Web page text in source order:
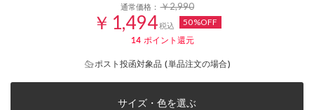
通常価格：￥2,990
￥1,494税込 50%OFF
14ポイント還元
ポスト投函対象品 (単品注文の場合)
サイズ・色を選ぶ